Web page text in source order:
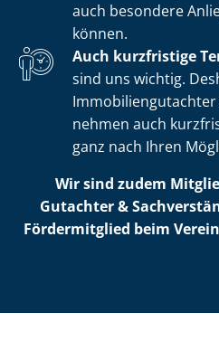
auch besondere
können.
Auch kurzfristige
sind uns wichtig.
nehmen auch
ganz nach Ihren
Wir sind zudem
Gutachter &
Fördermitglied beim